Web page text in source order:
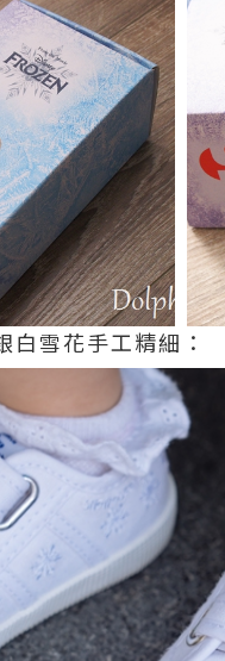
白雪花手工精細：